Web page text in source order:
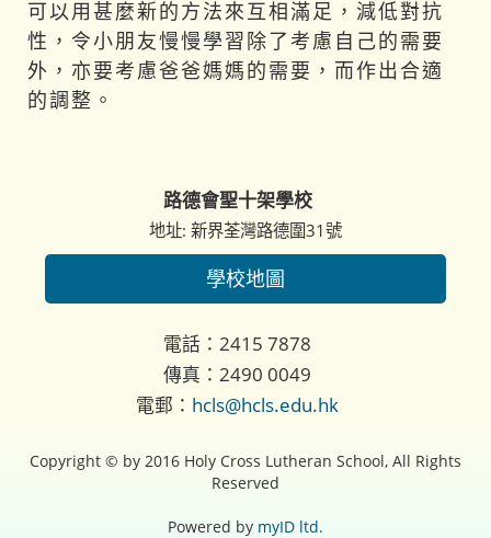
可以用甚麼新的方法來互相滿足，減低對抗
性，令小朋友慢慢學習除了考慮自己的需要
外，亦要考慮爸爸媽媽的需要，而作出合適
的調整。
路德會聖十架學校
地址: 新界荃灣路德圍31號
學校地圖
電話：2415 7878
傳真：2490 0049
電郵： hcls@hcls.edu.hk
Copyright © by 2016 Holy Cross Lutheran School, All Rights
Reserved
Powered by myID ltd.